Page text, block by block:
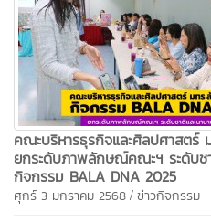
คณะบริหารธุรกิจและศิลปศาสตร์
ยกระดับภาพลักษณ์คณะฯ ระดับช
กิจกรรม BALA DNA 2025
ศุกร์ 3 มกราคม 2568 / ข่าวกิจกรรม